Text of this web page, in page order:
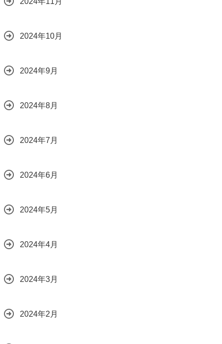
2024年10月
2024年9月
2024年8月
2024年7月
2024年6月
2024年5月
2024年4月
2024年3月
2024年2月